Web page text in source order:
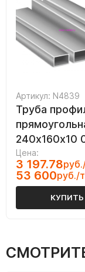
Артикул: N4839
Труба
240х160х10
Цена:
3 197.78
53 600руб./т
КУПИТЬ